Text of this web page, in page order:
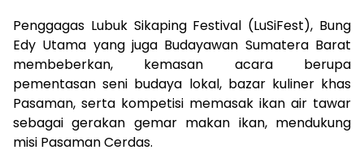
Penggagas Lubuk Sikaping Festival (LuSiFest), Bung
Edy Utama yang juga Budayawan Sumatera Barat
membeberkan, kemasan acara berupa
pementasan seni budaya lokal, bazar kuliner khas
Pasaman, serta kompetisi memasak ikan air tawar
sebagai gerakan gemar makan ikan, mendukung
misi Pasaman Cerdas.